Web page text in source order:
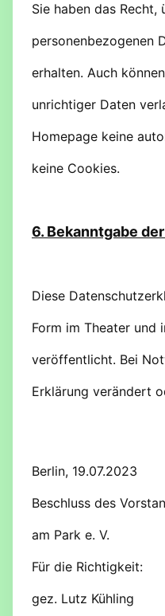
Sie haben das
personenbezogenen
erhalten. Auch
unrichtiger Daten
Homepage keine
keine Cookies.
6. Bekanntgabe
Diese
Form im Theater und
veröffentlicht. Bei
Erklärung verändert
Berlin, 19.07.2023
Beschluss des
am Park e. V.
Für die Richtigkeit:
gez. Lutz Kühling